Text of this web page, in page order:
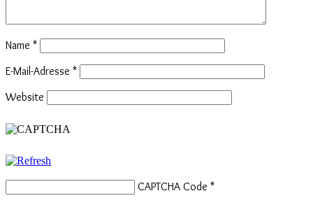
Name *
E-Mail-Adresse *
Website
CAPTCHA Code *